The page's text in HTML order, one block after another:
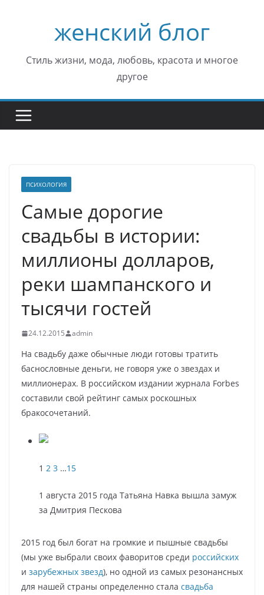
содержимомуженский блог
Стиль жизни, мода, любовь, красота и многое
другое
ПСИХОЛОГИЯ
Самые дорогие
свадьбы в истории:
миллионы долларов,
реки шампанского и
тысячи гостей
24.12.2015 admin
На свадьбу даже обычные люди готовы тратить
баснословные деньги, не говоря уже о звездах и
миллионерах. В российском издании журнала Forbes
составили свой рейтинг самых роскошных
бракосочетаний.
1 2 3 …15
1 августа 2015 года Татьяна Навка вышла замуж
за Дмитрия Пескова
2015 год был богат на громкие и пышные свадьбы
(мы уже выбрали своих фаворитов среди российских
и зарубежных звезд), но одной из самых резонансных
для нашей страны определенно стала свадьба